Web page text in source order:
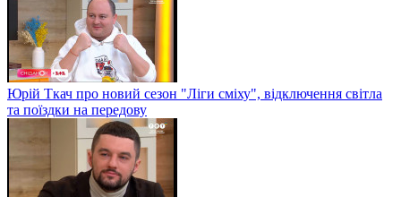
Юрій Ткач про новий сезон "Ліги сміху", відключення світла
та поїздки на передову